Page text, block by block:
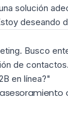
solución
deseando
Busco
de
en línea?"